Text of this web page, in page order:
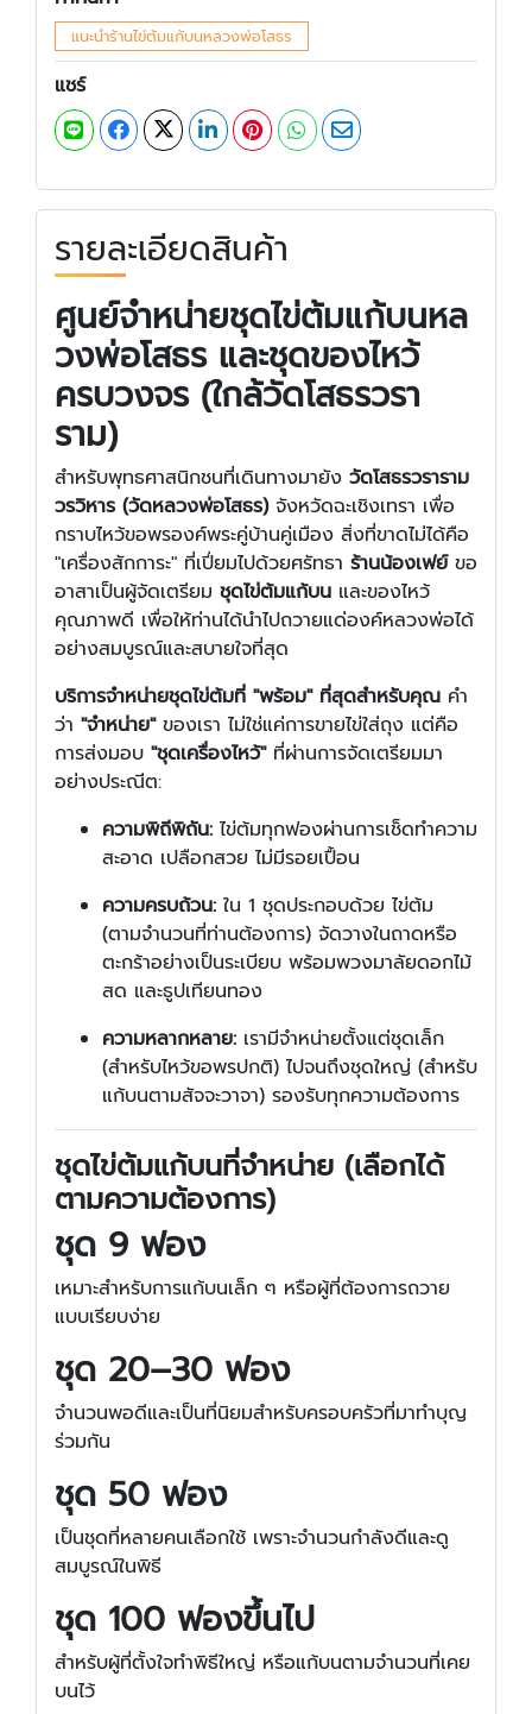
แนะนำร้านไข่ต้มแก้บนหลวงพ่อโสธร
แชร์
รายละเอียดสินค้า
ศูนย์จำหน่ายชุดไข่ต้มแก้บนหล
วงพ่อโสธร และชุดของไหว้
ครบวงจร (ใกล้วัดโสธรวรา
ราม)
สำหรับพุทธศาสนิกชนที่เดินทางมายัง วัดโสธรวราราม
วรวิหาร (วัดหลวงพ่อโสธร)จังหวัดฉะเชิงเทรา เพื่อ
กราบไหว้ขอพรองค์พระคู่บ้านคู่เมือง สิ่งที่ขาดไม่ได้คือ
"เครื่องสักการะ" ที่เปี่ยมไปด้วยศรัทธา ร้านน้องเฟย์ขอ
อาสาเป็นผู้จัดเตรียม ชุดไข่ต้มแก้บน และของไหว้
คุณภาพดี เพื่อให้ท่านได้นำไปถวายแด่องค์หลวงพ่อได้
อย่างสมบูรณ์และสบายใจที่สุด
บริการจำหน่ายชุดไข่ต้มที่ "พร้อม" ที่สุดสำหรับคุณ คำ
ว่า "จำหน่าย"ของเรา ไม่ใช่แค่การขายไข่ใส่ถุง แต่คือ
การส่งมอบ "ชุดเครื่องไหว้"ที่ผ่านการจัดเตรียมมา
อย่างประณีต:
ความพิถีพิถัน: ไข่ต้มทุกฟองผ่านการเช็ดทำความ
สะอาด เปลือกสวย ไม่มีรอยเปื้อน
ความครบถ้วน: ใน 1 ชุดประกอบด้วย ไข่ต้ม
(ตามจำนวนที่ท่านต้องการ) จัดวางในถาดหรือ
ตะกร้าอย่างเป็นระเบียบ พร้อมพวงมาลัยดอกไม้
สด และธูปเทียนทอง
ความหลากหลาย: เรามีจำหน่ายตั้งแต่ชุดเล็ก
(สำหรับไหว้ขอพรปกติ) ไปจนถึงชุดใหญ่ (สำหรับ
แก้บนตามสัจจะวาจา) รองรับทุกความต้องการ
ชุดไข่ต้มแก้บนที่จำหน่าย (เลือกได้
ตามความต้องการ)
ชุด 9 ฟอง
เหมาะสำหรับการแก้บนเล็ก ๆ หรือผู้ที่ต้องการถวาย
แบบเรียบง่าย
ชุด 20–30 ฟอง
จำนวนพอดีและเป็นที่นิยมสำหรับครอบครัวที่มาทำบุญ
ร่วมกัน
ชุด 50 ฟอง
เป็นชุดที่หลายคนเลือกใช้ เพราะจำนวนกำลังดีและดู
สมบูรณ์ในพิธี
ชุด 100 ฟองขึ้นไป
สำหรับผู้ที่ตั้งใจทำพิธีใหญ่ หรือแก้บนตามจำนวนที่เคย
บนไว้